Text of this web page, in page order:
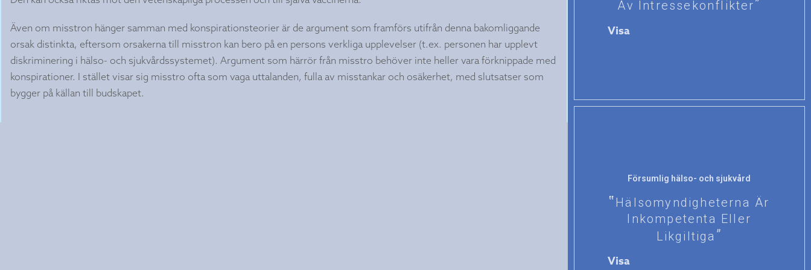
Även om misstron hänger samman med konspirationsteorier är de argument som framförs utifrån denna bakomliggande
orsak distinkta, eftersom orsakerna till misstron kan bero på en persons verkliga upplevelser (t.ex. personen har upplevt
diskriminering i hälso- och sjukvårdssystemet). Argument som härrör från misstro behöver inte heller vara förknippade med
konspirationer. I stället visar sig misstro ofta som vaga uttalanden, fulla av misstankar och osäkerhet, med slutsatser som
bygger på källan till budskapet.
Av Intressekonflikter
Visa
Försumlig hälso- och sjukvård
Hälsomyndigheterna Är
Inkompetenta Eller
Likgiltiga
Visa